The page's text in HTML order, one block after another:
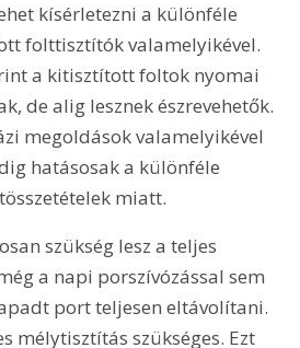
kísérletezni a különféle
folttisztítók valamelyikével.
a kitisztított foltok nyomai
de alig lesznek észrevehetők.
megoldások valamelyikével
hatásosak a különféle
miatt.
szükség lesz a teljes
a napi porszívózással sem
port teljesen eltávolítani.
mélytisztítás szükséges. Ezt